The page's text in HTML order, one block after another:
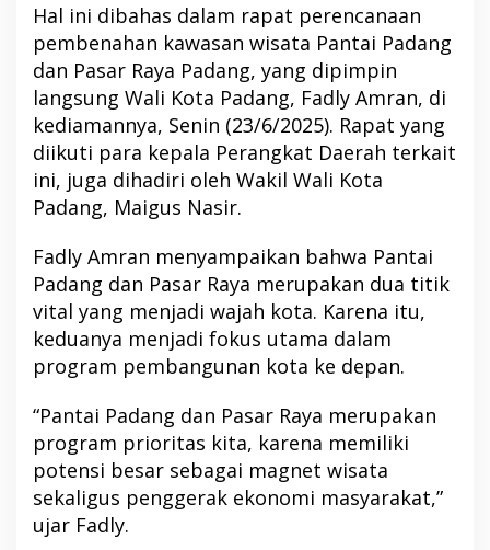
Hal ini dibahas dalam rapat perencanaan
pembenahan kawasan wisata Pantai Padang
dan Pasar Raya Padang, yang dipimpin
langsung Wali Kota Padang, Fadly Amran, di
kediamannya, Senin (23/6/2025). Rapat yang
diikuti para kepala Perangkat Daerah terkait
ini, juga dihadiri oleh Wakil Wali Kota
Padang, Maigus Nasir.
Fadly Amran menyampaikan bahwa Pantai
Padang dan Pasar Raya merupakan dua titik
vital yang menjadi wajah kota. Karena itu,
keduanya menjadi fokus utama dalam
program pembangunan kota ke depan.
“Pantai Padang dan Pasar Raya merupakan
program prioritas kita, karena memiliki
potensi besar sebagai magnet wisata
sekaligus penggerak ekonomi masyarakat,”
ujar Fadly.